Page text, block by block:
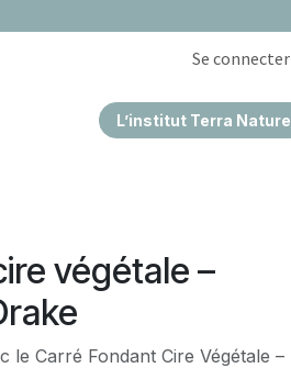
Se connecter
L’institut Terra Nature
végétale –
le Carré Fondant Cire Végétale –